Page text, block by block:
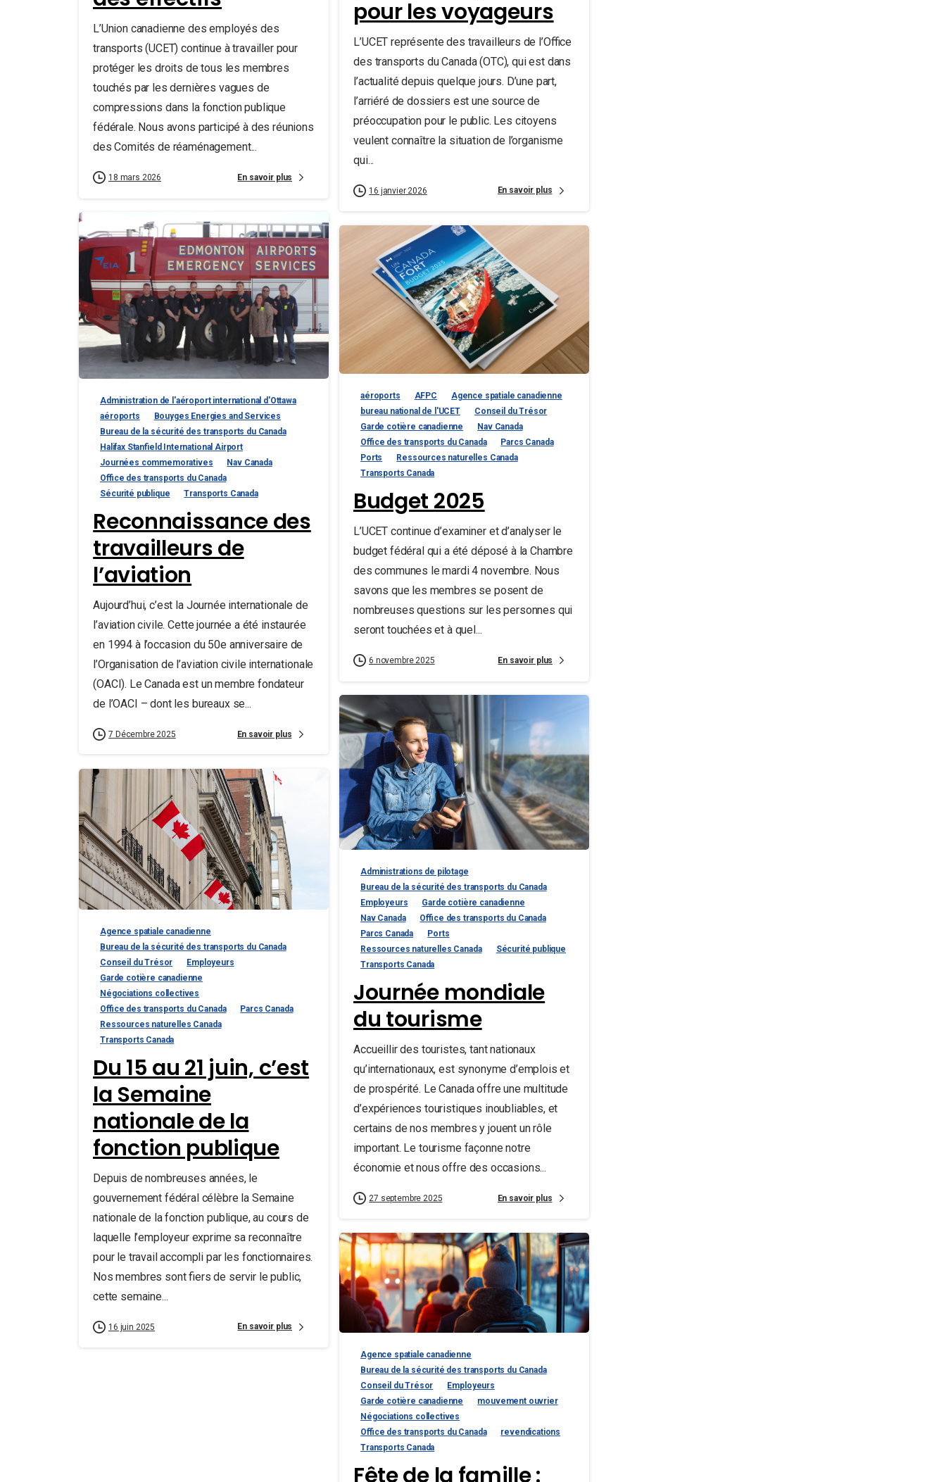
L’Union canadienne des employés des
transports (UCET) continue à travailler pour
protéger les droits de tous les membres
touchés par les dernières vagues de
compressions dans la fonction publique
fédérale. Nous avons participé à des réunions
des Comités de réaménagement...
18 mars 2026 En savoir plus
pour les voyageurs
L’UCET représente des travailleurs de l’Office
des transports du Canada (OTC), qui est dans
l’actualité depuis quelque jours. D’une part,
l’arriéré de dossiers est une source de
préoccupation pour le public. Les citoyens
veulent connaître la situation de l’organisme
qui...
16 janvier 2026 En savoir plus
Administration de l'aéroport international d'Ottawa
aéroports
Bouyges Energies and Services
Bureau de la sécurité des transports du Canada
Halifax Stanfield International Airport
Journées commemoratives
Nav Canada
Office des transports du Canada
Sécurité publique
Transports Canada
Reconnaissance des
travailleurs de
l’aviation
Aujourd’hui, c’est la Journée internationale de
l’aviation civile. Cette journée a été instaurée
en 1994 à l’occasion du 50e anniversaire de
l’Organisation de l’aviation civile internationale
(OACI). Le Canada est un membre fondateur
de l’OACI – dont les bureaux se...
7 Décembre 2025 En savoir plus
aéroports AFPC
Agence spatiale canadienne
bureau national de l'UCET
Conseil du Trésor
Garde cotière canadienne
Nav Canada
Office des transports du Canada
Parcs Canada
Ports
Ressources naturelles Canada
Transports Canada
Budget 2025
L’UCET continue d’examiner et d’analyser le
budget fédéral qui a été déposé à la Chambre
des communes le mardi 4 novembre. Nous
savons que les membres se posent de
nombreuses questions sur les personnes qui
seront touchées et à quel...
6 novembre 2025 En savoir plus
Administrations de pilotage
Bureau de la sécurité des transports du Canada
Employeurs
Garde cotière canadienne
Nav Canada
Office des transports du Canada
Parcs Canada
Ports
Ressources naturelles Canada
Sécurité publique
Transports Canada
Journée mondiale
du tourisme
Accueillir des touristes, tant nationaux
qu’internationaux, est synonyme d’emplois et
de prospérité. Le Canada offre une multitude
d’expériences touristiques inoubliables, et
certains de nos membres y jouent un rôle
important. Le tourisme façonne notre
économie et nous offre des occasions...
27 septembre 2025 En savoir plus
Agence spatiale canadienne
Bureau de la sécurité des transports du Canada
Conseil du Trésor
Employeurs
Garde cotière canadienne
Négociations collectives
Office des transports du Canada
Parcs Canada
Ressources naturelles Canada
Transports Canada
Du 15 au 21 juin, c’est
la Semaine
nationale de la
fonction publique
Depuis de nombreuses années, le
gouvernement fédéral célèbre la Semaine
nationale de la fonction publique, au cours de
laquelle l’employeur exprime sa reconnaître
pour le travail accompli par les fonctionnaires.
Nos membres sont fiers de servir le public,
cette semaine...
16 juin 2025 En savoir plus
Agence spatiale canadienne
Bureau de la sécurité des transports du Canada
Conseil du Trésor
Employeurs
Garde cotière canadienne
mouvement ouvrier
Négociations collectives
Office des transports du Canada
revendications
Transports Canada
Fête de la famille :